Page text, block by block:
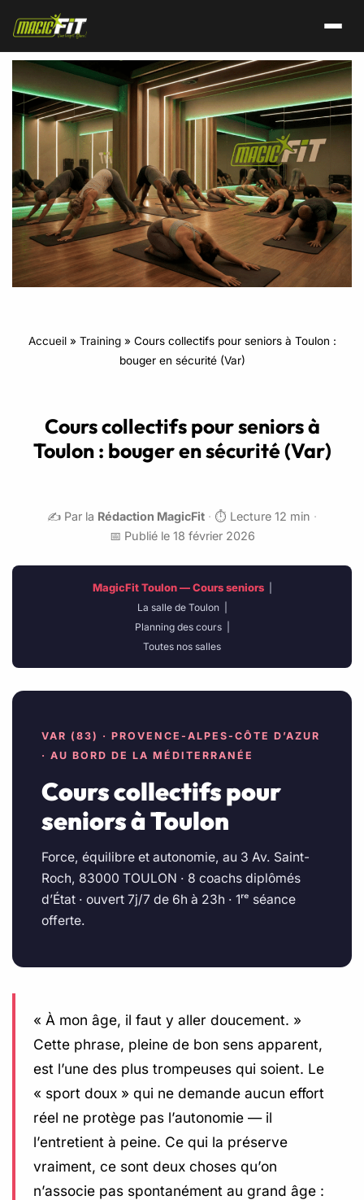
Accueil» Training» Cours collectifs pour seniors à Toulon :
bouger en sécurité (Var)
Cours collectifs pour seniors à
Toulon : bouger en sécurité (Var)
✍️ Par la Rédaction MagicFit · ⏱️ Lecture 12 min ·
📅 Publié le 18 février 2026
MagicFit Toulon — Cours seniors|
La salle de Toulon|
Planning des cours|
Toutes nos salles
VAR (83) · PROVENCE-ALPES-CÔTE D’AZUR
· AU BORD DE LA MÉDITERRANÉE
Cours collectifs pour
seniors à Toulon
Force, équilibre et autonomie, au 3 Av. Saint-
Roch, 83000 TOULON · 8 coachs diplômés
d’État · ouvert 7j/7 de 6h à 23h · 1ʳᵉ séance
offerte.
« À mon âge, il faut y aller doucement. »
Cette phrase, pleine de bon sens apparent,
est l’une des plus trompeuses qui soient. Le
« sport doux » qui ne demande aucun effort
réel ne protège pas l’autonomie — il
l’entretient à peine. Ce qui la préserve
vraiment, ce sont deux choses qu’on
n’associe pas spontanément au grand âge :